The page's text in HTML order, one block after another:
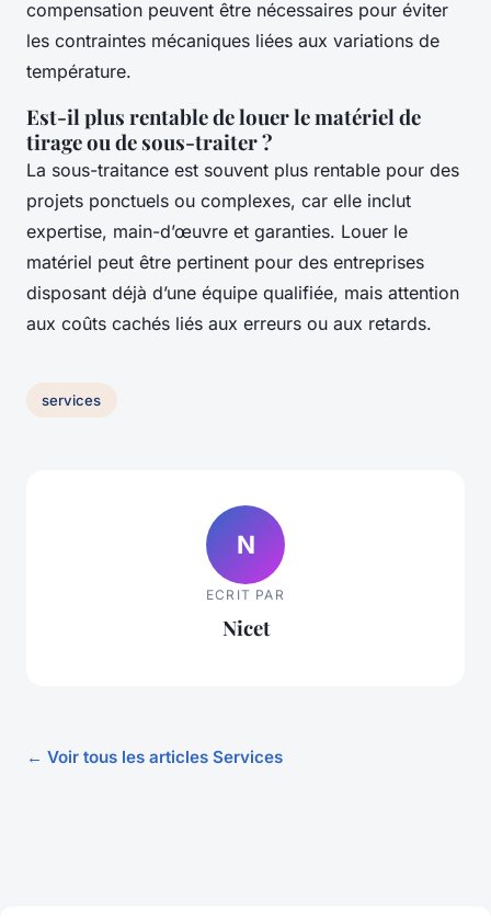
compensation peuvent être nécessaires pour éviter
les contraintes mécaniques liées aux variations de
température.
Est-il plus rentable de louer le matériel de
tirage ou de sous-traiter ?
La sous-traitance est souvent plus rentable pour des
projets ponctuels ou complexes, car elle inclut
expertise, main-d’œuvre et garanties. Louer le
matériel peut être pertinent pour des entreprises
disposant déjà d’une équipe qualifiée, mais attention
aux coûts cachés liés aux erreurs ou aux retards.
services
N
ECRIT PAR
Nicet
← Voir tous les articles Services